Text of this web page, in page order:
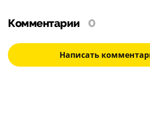
Комментарии 0
Написать